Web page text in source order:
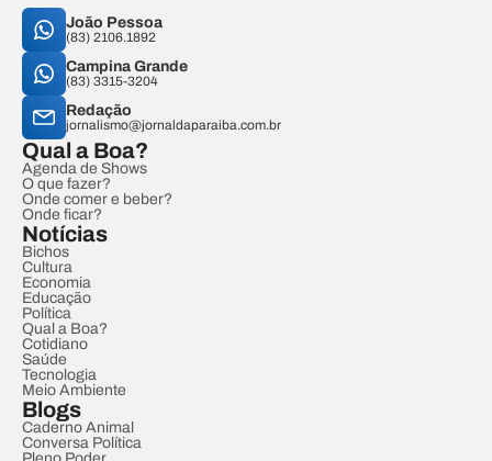
João Pessoa
(83) 2106.1892
Campina Grande
(83) 3315-3204
Redação
jornalismo@jornaldaparaiba.com.br
Qual a Boa?
Agenda de Shows
O que fazer?
Onde comer e beber?
Onde ficar?
Notícias
Bichos
Cultura
Economia
Educação
Política
Qual a Boa?
Cotidiano
Saúde
Tecnologia
Meio Ambiente
Blogs
Caderno Animal
Conversa Política